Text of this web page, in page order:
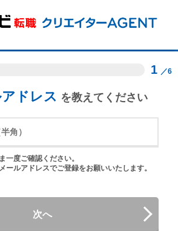
1 ／6
ドレス を教えてください
度ご確認ください。
ルアドレスでご登録をお願いいたします。
次へ